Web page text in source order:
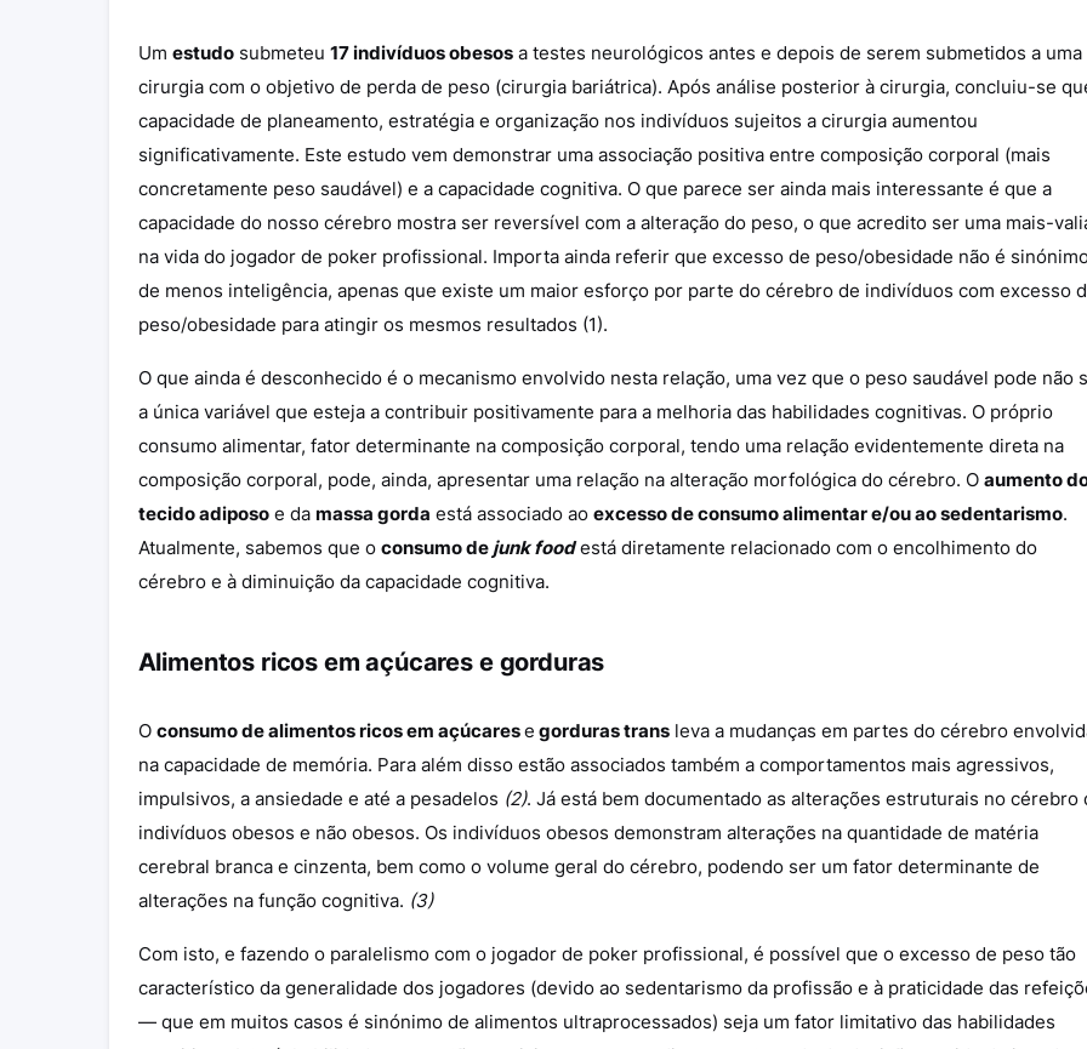
Um estudosubmeteu 17 indivíduos obesosa testes neurológicos antes e depois de serem submetidos a uma
cirurgia com o objetivo de perda de peso (cirurgia bariátrica). Após análise posterior à cirurgia, concluiu-se
capacidade de planeamento, estratégia e organização nos indivíduos sujeitos a cirurgia aumentou
significativamente. Este estudo vem demonstrar uma associação positiva entre composição corporal (mais
concretamente peso saudável) e a capacidade cognitiva. O que parece ser ainda mais interessante é que a
capacidade do nosso cérebro mostra ser reversível com a alteração do peso, o que acredito ser uma mais-
na vida do jogador de poker profissional. Importa ainda referir que excesso de peso/obesidade não é
de menos inteligência, apenas que existe um maior esforço por parte do cérebro de indivíduos com excesso
peso/obesidade para atingir os mesmos resultados (1).
O que ainda é desconhecido é o mecanismo envolvido nesta relação, uma vez que o peso saudável pode não
a única variável que esteja a contribuir positivamente para a melhoria das habilidades cognitivas. O próprio
consumo alimentar, fator determinante na composição corporal, tendo uma relação evidentemente direta na
composição corporal, pode, ainda, apresentar uma relação na alteração morfológica do cérebro. O aumento
tecido adiposoe da massa gorda está associado ao excesso de consumo alimentar e/ou ao sedentarismo.
Atualmente, sabemos que o consumo de junk foodestá diretamente relacionado com o encolhimento do
cérebro e à diminuição da capacidade cognitiva.
Alimentos ricos em açúcares e gorduras
O consumo de alimentos ricos em açúcarese gorduras transleva a mudanças em partes do cérebro
na capacidade de memória. Para além disso estão associados também a comportamentos mais agressivos,
impulsivos, a ansiedade e até a pesadelos (2). Já está bem documentado as alterações estruturais no cérebro
indivíduos obesos e não obesos. Os indivíduos obesos demonstram alterações na quantidade de matéria
cerebral branca e cinzenta, bem como o volume geral do cérebro, podendo ser um fator determinante de
alterações na função cognitiva. (3)
Com isto, e fazendo o paralelismo com o jogador de poker profissional, é possível que o excesso de peso tão
característico da generalidade dos jogadores (devido ao sedentarismo da profissão e à praticidade das
— que em muitos casos é sinónimo de alimentos ultraprocessados) seja um fator limitativo das habilidades